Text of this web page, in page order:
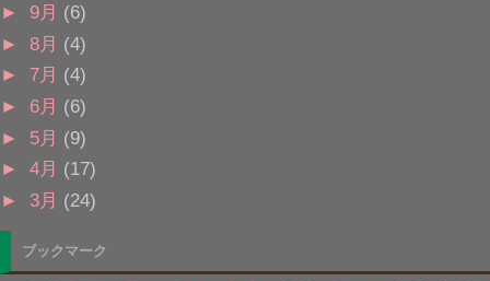
► 9月 (6)
► 8月 (4)
► 7月 (4)
► 6月 (6)
► 5月 (9)
► 4月 (17)
► 3月 (24)
ブックマーク